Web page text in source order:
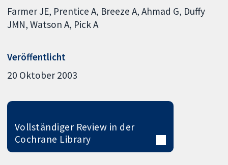
Farmer JE Prentice A Breeze A Ahmad G Duffy
JMN Watson A Pick A
Veröffentlicht
20 Oktober 2003
Vollständiger Review in der
Cochrane Library